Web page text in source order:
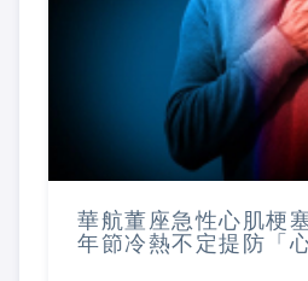
華航董座急性心肌梗
年節冷熱不定提防「